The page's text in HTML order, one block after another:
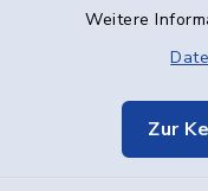
Weitere
Zur